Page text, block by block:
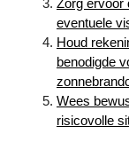
Zorg ervoor
eventuele
Houd
benodigde
Wees
risicovolle